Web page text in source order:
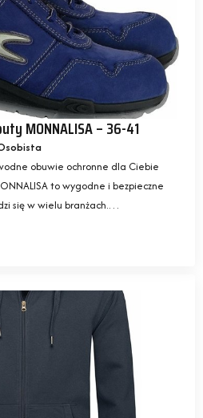
MONNALISA – 36-41
obuwie ochronne dla Ciebie
to wygodne i bezpieczne
się w wielu branżach.…